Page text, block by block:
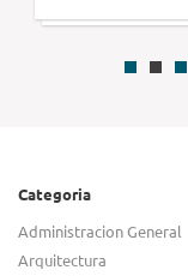
Categoria
Administracion General
Arquitectura